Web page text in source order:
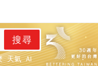
搜尋
天氣 AI